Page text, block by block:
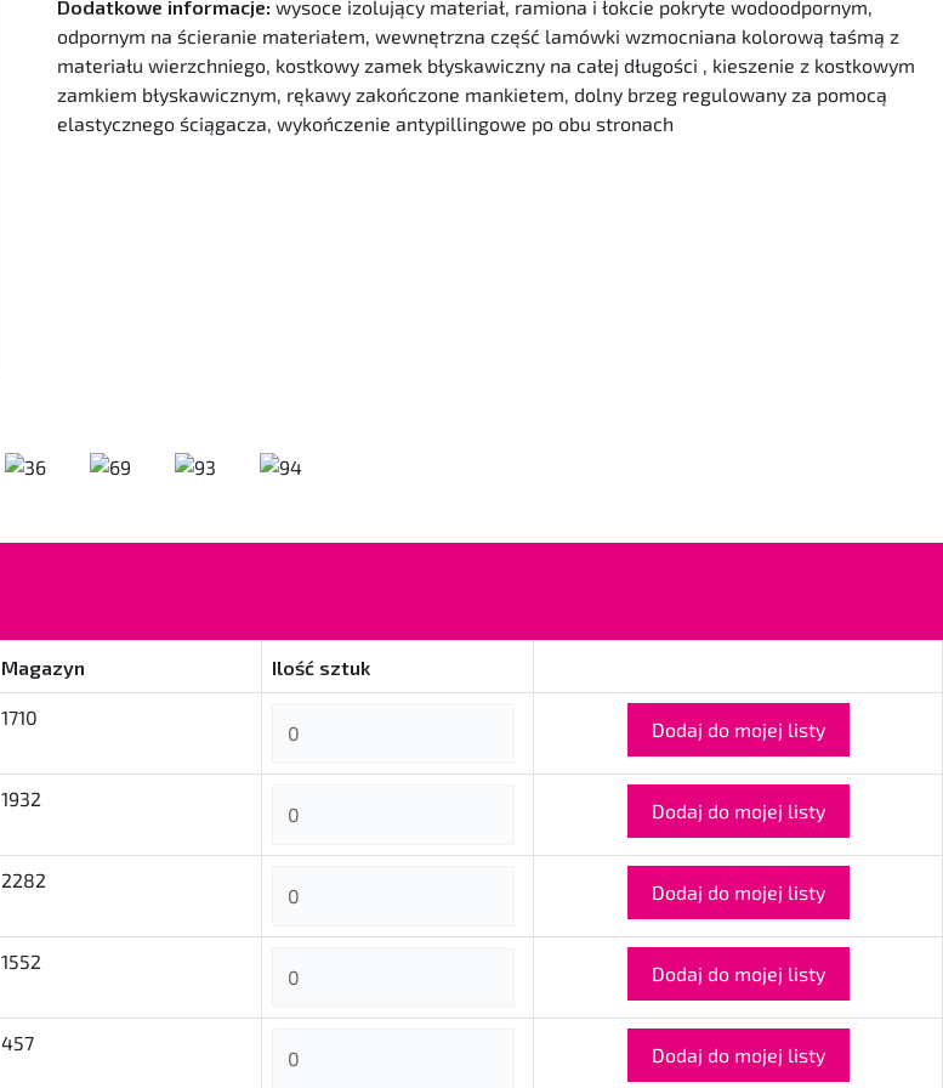
Dodatkowe informacje:wysoce izolujący materiał, ramiona i łokcie pokryte wodoodpornym,
odpornym na ścieranie materiałem, wewnętrzna część lamówki wzmocniana kolorową taśmą z
materiału wierzchniego, kostkowy zamek błyskawiczny na całej długości , kieszenie z kostkowym
zamkiem błyskawicznym, rękawy zakończone mankietem, dolny brzeg regulowany za pomocą
elastycznego ściągacza, wykończenie antypillingowe po obu stronach
Magazyn Ilość sztuk
1710
Dodaj do mojej listy
1932
Dodaj do mojej listy
2282
Dodaj do mojej listy
1552
Dodaj do mojej listy
457
Dodaj do mojej listy